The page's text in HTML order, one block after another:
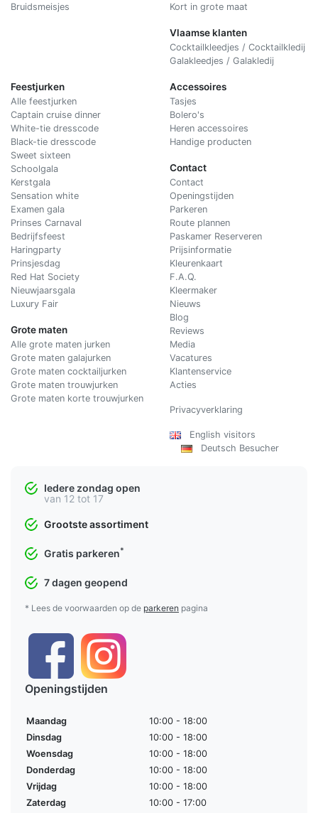
Bruidsmeisjes
Kort in grote maat
Vlaamse klanten
Cocktailkleedjes / Cocktailkledij
Galakleedjes / Galakledij
Feestjurken
Alle feestjurken
Captain cruise dinner
White-tie dresscode
Black-tie dresscode
Sweet sixteen
Schoolgala
Kerstgala
Sensation white
Examen gala
Prinses Carnaval
Bedrijfsfeest
Haringparty
Prinsjesdag
Red Hat Society
Nieuwjaarsgala
Luxury Fair
Grote maten
Alle grote maten jurken
Grote maten galajurken
Grote maten cocktailjurken
Grote maten trouwjurken
Grote maten korte trouwjurken
Accessoires
Tasjes
Bolero's
Heren accessoires
Handige producten
Contact
Contact
Openingstijden
Parkeren
Route plannen
Paskamer Reserveren
Prijsinformatie
Kleurenkaart
F.A.Q.
Kleermaker
Nieuws
Blog
Reviews
Media
Vacatures
Klantenservice
Acties
Privacyverklaring
English visitors
Deutsch Besucher
Iedere zondag open
van 12 tot 17
Grootste assortiment
Gratis parkeren*
7 dagen geopend
* Lees de voorwaarden op de parkeren pagina
Openingstijden
Maandag
10:00 - 18:00
Dinsdag
10:00 - 18:00
Woensdag
10:00 - 18:00
Donderdag
10:00 - 18:00
Vrijdag
10:00 - 18:00
Zaterdag
10:00 - 17:00